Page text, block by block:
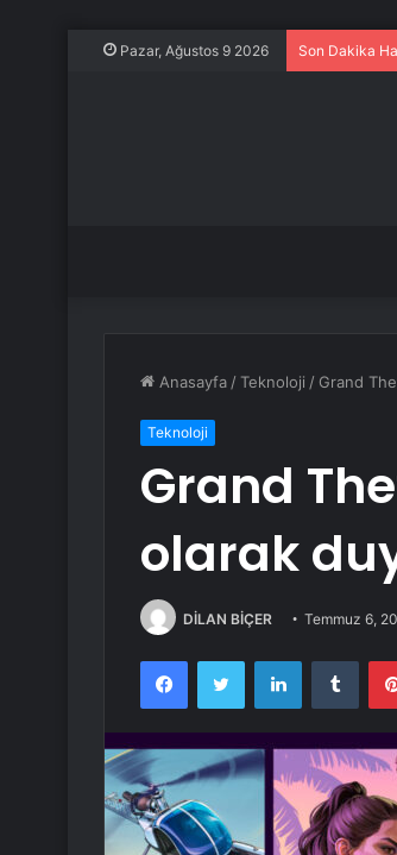
Pazar, Ağustos 9 2026 Son Dakika
Anasayfa /Teknoloji / Grand
Teknoloji
Grand
olarak
DİLAN BİÇER Temmuz 6,
FacebookTwitter LinkedIn